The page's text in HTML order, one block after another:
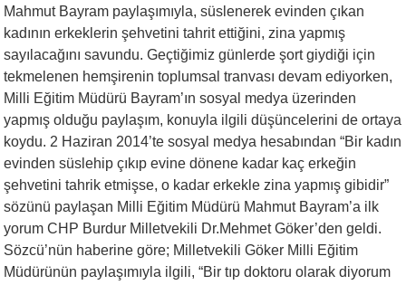
Mahmut Bayram paylaşımıyla, süslenerek evinden çıkan
kadının erkeklerin şehvetini tahrit ettiğini, zina yapmış
sayılacağını savundu. Geçtiğimiz günlerde şort giydiği için
tekmelenen hemşirenin toplumsal tranvası devam ediyorken,
Milli Eğitim Müdürü Bayram’ın sosyal medya üzerinden
yapmış olduğu paylaşım, konuyla ilgili düşüncelerini de ortaya
koydu. 2 Haziran 2014’te sosyal medya hesabından “Bir kadın
evinden süslehip çıkıp evine dönene kadar kaç erkeğin
şehvetini tahrik etmişse, o kadar erkekle zina yapmış gibidir”
sözünü paylaşan Milli Eğitim Müdürü Mahmut Bayram’a ilk
yorum CHP Burdur Milletvekili Dr.Mehmet Göker’den geldi.
Sözcü’nün haberine göre; Milletvekili Göker Milli Eğitim
Müdürünün paylaşımıyla ilgili, “Bir tıp doktoru olarak diyorum